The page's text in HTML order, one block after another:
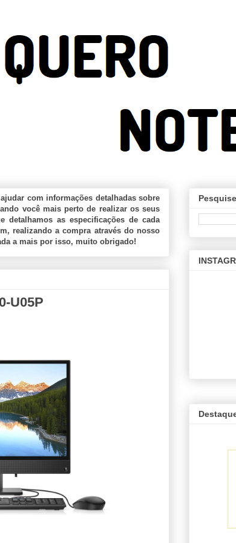
com informações detalhadas sobre
você mais perto de realizar os seus
detalhamos as especificações de cada
realizando a compra através do nosso
a mais por isso, muito obrigado!
U05P